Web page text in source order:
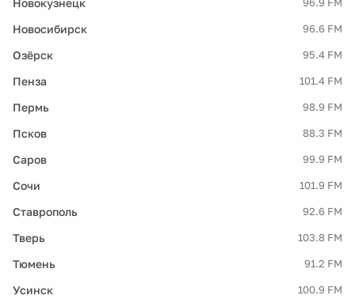
96.9 FM
Новосибирск 96.6 FM
Озёрск 95.4 FM
Пенза 101.4 FM
Пермь 98.9 FM
Псков 88.3 FM
Саров 99.9 FM
Сочи 101.9 FM
Ставрополь 92.6 FM
Тверь 103.8 FM
Тюмень 91.2 FM
Усинск 100.9 FM